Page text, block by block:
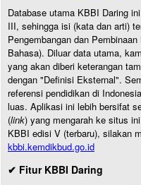
Database utama KBBI Daring
III, sehingga isi (kata dan arti)
Pengembangan dan Pembinaan
Bahasa). Diluar data utama,
yang akan diberi keterangan
dengan "Definisi Eksternal".
referensi pendidikan di
luas. Aplikasi ini lebih bersifat
(link) yang mengarah ke situs
KBBI edisi V (terbaru), silakan
kbbi.kemdikbud.go.id
✔ Fitur KBBI Daring